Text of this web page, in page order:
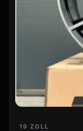
19 ZOLL